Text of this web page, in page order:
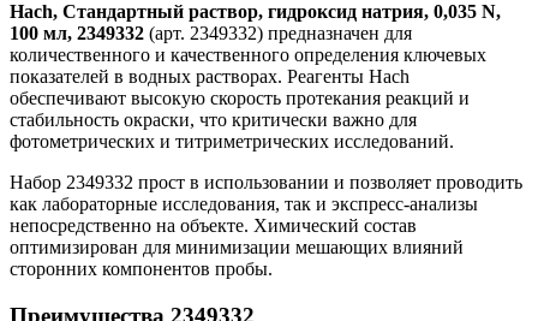
Hach, Стандартный раствор, гидроксид натрия, 0,035 N,
100 мл, 2349332 (арт. 2349332) предназначен для
количественного и качественного определения ключевых
показателей в водных растворах. Реагенты Hach
обеспечивают высокую скорость протекания реакций и
стабильность окраски, что критически важно для
фотометрических и титриметрических исследований.
Набор 2349332 прост в использовании и позволяет проводить
как лабораторные исследования, так и экспресс-анализы
непосредственно на объекте. Химический состав
оптимизирован для минимизации мешающих влияний
сторонних компонентов пробы.
Преимущества 2349332